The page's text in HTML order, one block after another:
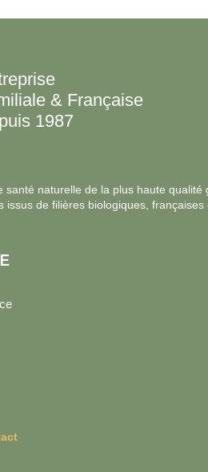
& Française
1987
naturelle de la plus haute
issus de filières biologiques,